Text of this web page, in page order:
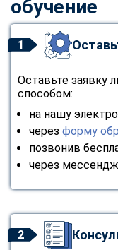
обучение
1
Оставьте заявку
способом:
на нашу
через форму
позвонив
через
2